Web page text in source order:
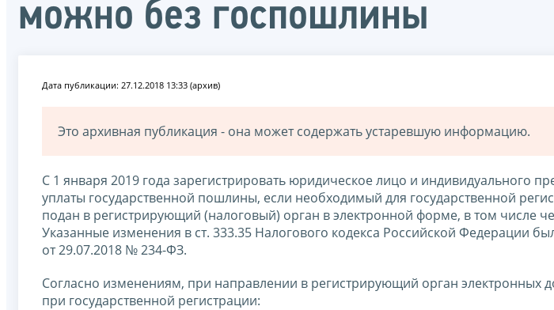
можно без госпошлины
Дата публикации: 27.12.2018 13:33 (архив)
Это архивная публикация - она может содержать устаревшую информацию.
С 1 января 2019 года зарегистрировать юридическое лицо и индивидуального
уплаты государственной пошлины, если необходимый для государственной
подан в регистрирующий (налоговый) орган в электронной форме, в том числе
Указанные изменения в ст. 333.35 Налогового кодекса Российской Федерации
от 29.07.2018 № 234-ФЗ.
Согласно изменениям, при направлении в регистрирующий орган электронных
при государственной регистрации: